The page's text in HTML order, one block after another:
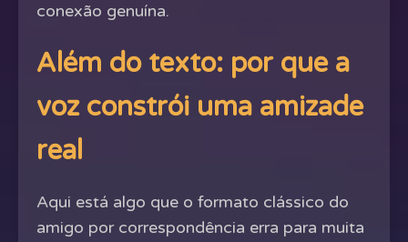
conexão genuína.
Além do texto: por que a
voz constrói uma amizade
real
Aqui está algo que o formato clássico do
amigo por correspondência erra para muita